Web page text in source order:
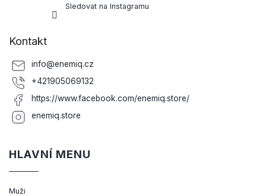
Sledovat na Instagramu
Kontakt
info@enemiq.cz
+421905069132
https://www.facebook.com/enemiq.store/
enemiq.store
HLAVNÍ MENU
Muži